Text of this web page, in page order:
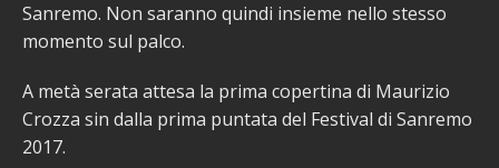
Sanremo. Non saranno quindi insieme nello stesso
momento sul palco.
A metà serata attesa la prima copertina di Maurizio
Crozza sin dalla prima puntata del Festival di Sanremo
2017.